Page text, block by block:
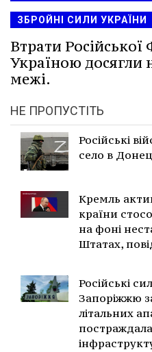
ЗБРОЙНІ СИЛИ УКРАЇНИ
Втрати Російської
Україною досягли
межі.
НЕ ПРОПУСТІТЬ
Російські
село в
Кремль
країни
на фоні
Штатах,
Російські
Запоріжжю
літальних